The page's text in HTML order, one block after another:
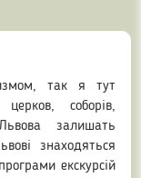
так я тут
церков, соборів,
залишать
знаходяться
екскурсій